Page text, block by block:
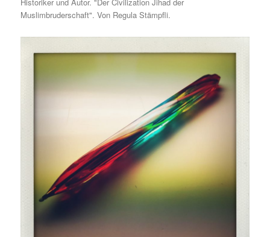
Muslimbruderschaft". Von Regula Stämpfli.